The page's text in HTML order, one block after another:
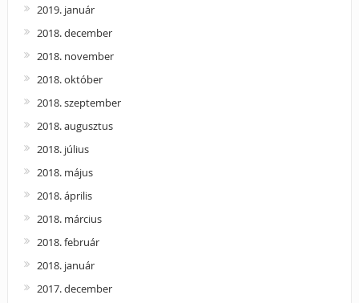
2019. január
2018. december
2018. november
2018. október
2018. szeptember
2018. augusztus
2018. július
2018. május
2018. április
2018. március
2018. február
2018. január
2017. december